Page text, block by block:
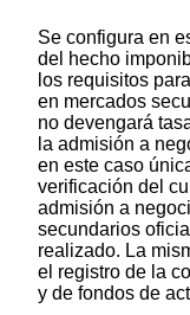
Se configura en
del hecho
los requisitos
en mercados
no devengará
la admisión a
en este caso
verificación del
admisión a
secundarios
realizado. La
el registro de la
y de fondos de